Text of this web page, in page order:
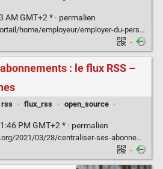
GMT+2 * · permalien
employer-du-personnel/les-absences-du-salarie.html
·
: le flux RSS –
rss · flux_rss · open_source
·
PM GMT+2 * · permalien
03/28/centraliser-ses-abonnements-le-flux-rss/
·